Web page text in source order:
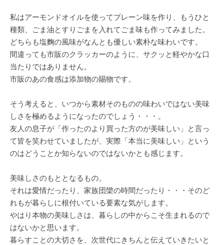
私はアーモンドオイルを使ってプレーン味を作り、もうひと
種類、ごま油とすりごまを入れてごま味も作ってみました。
どちらも塩麴の風味がなんとも優しい素朴な味わいです。
間違っても市販のクラッカーのように、サクッと軽やかな口
当たりではありません。
市販のあの食感は添加物の賜物です。
そう考えると、いつから素材そのものの味わいではない美味
しさを極めるようになったのでしょう・・・。
友人の息子が「作ったのより買った方のが美味しい」と言っ
て皆を笑わせていましたが、実際「本当に美味しい」という
のはどうことか知らないのではないかとも感じます。
美味しさのもととなるもの。
それは愛情だったり、家族団欒の時間だったり・・・そのど
れもが暮らしに根付いている要素な気がします。
やはり本物の美味しさは、暮らしの中からこそ生まれるので
はないかと思います。
暮らすことの大切さを、次世代にきちんと伝えていきたいと